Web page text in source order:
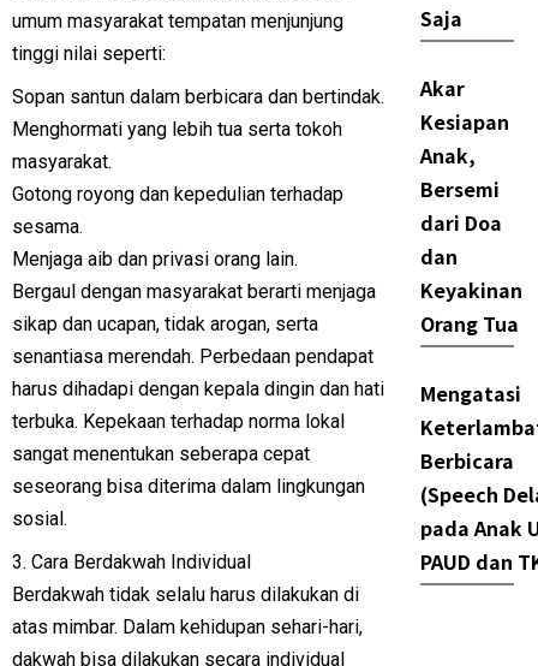
umum masyarakat tempatan menjunjung
tinggi nilai seperti:
Sopan santun dalam berbicara dan bertindak.
Menghormati yang lebih tua serta tokoh
masyarakat.
Gotong royong dan kepedulian terhadap
sesama.
Menjaga aib dan privasi orang lain.
Bergaul dengan masyarakat berarti menjaga
sikap dan ucapan, tidak arogan, serta
senantiasa merendah. Perbedaan pendapat
harus dihadapi dengan kepala dingin dan hati
terbuka. Kepekaan terhadap norma lokal
sangat menentukan seberapa cepat
seseorang bisa diterima dalam lingkungan
sosial.
3. Cara Berdakwah Individual
Berdakwah tidak selalu harus dilakukan di
atas mimbar. Dalam kehidupan sehari-hari,
dakwah bisa dilakukan secara individual
Saja
Akar
Kesiapan
Anak,
Bersemi
dari Doa
dan
Keyakinan
Orang Tua
Mengatasi
Berbicara
(Speech
pada Anak
PAUD dan